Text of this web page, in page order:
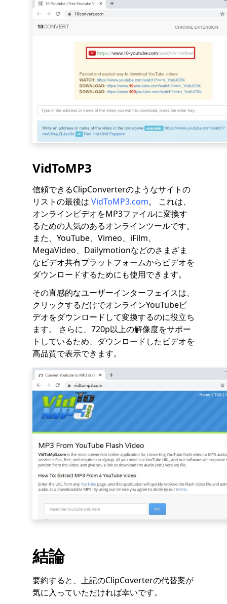
VidToMP3
信頼できるClipConverterのようなサイトの
リストの最後は VidToMP3.com。 これは、
オンラインビデオをMP3ファイルに変換す
るための人気のあるオンラインツールです。
また、YouTube、Vimeo、iFilm、
MegaVideo、Dailymotionなどのさまざま
なビデオ共有プラットフォームからビデオを
ダウンロードするためにも使用できます。
その直感的なユーザーインターフェイスは、
クリックするだけでオンラインYouTubeビ
デオをダウンロードして変換するのに役立ち
ます。 さらに、720p以上の解像度をサポー
トしているため、ダウンロードしたビデオを
高品質で表示できます。
結論
要約すると、上記のClipCoverterの代替案が
気に入っていただければ幸いです。